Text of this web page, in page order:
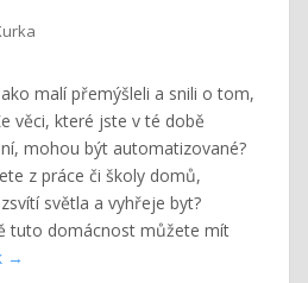
malí přemýšleli a snili o tom,
věci, které jste v té době
mohou být automatizované?
z práce či školy domů,
světla a vyhřeje byt?
tuto domácnost můžete mít